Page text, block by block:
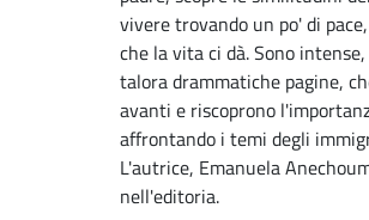
vivere trovando un po' di
che la vita ci dà. Sono
talora drammatiche pagine,
avanti e riscoprono
affrontando i temi degli
L'autrice, Emanuela
nell'editoria.